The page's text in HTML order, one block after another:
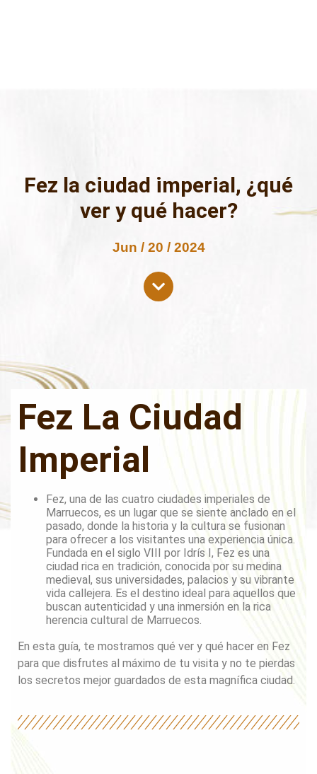
Fez la ciudad imperial, ¿qué
ver y qué hacer?
Jun / 20 / 2024
Fez La Ciudad
Imperial
Fez, una de las cuatro ciudades imperiales de
Marruecos, es un lugar que se siente anclado en el
pasado, donde la historia y la cultura se fusionan
para ofrecer a los visitantes una experiencia única.
Fundada en el siglo VIII por Idrís I, Fez es una
ciudad rica en tradición, conocida por su medina
medieval, sus universidades, palacios y su vibrante
vida callejera. Es el destino ideal para aquellos que
buscan autenticidad y una inmersión en la rica
herencia cultural de Marruecos.
En esta guía, te mostramos qué ver y qué hacer en Fez
para que disfrutes al máximo de tu visita y no te pierdas
los secretos mejor guardados de esta magnífica ciudad.